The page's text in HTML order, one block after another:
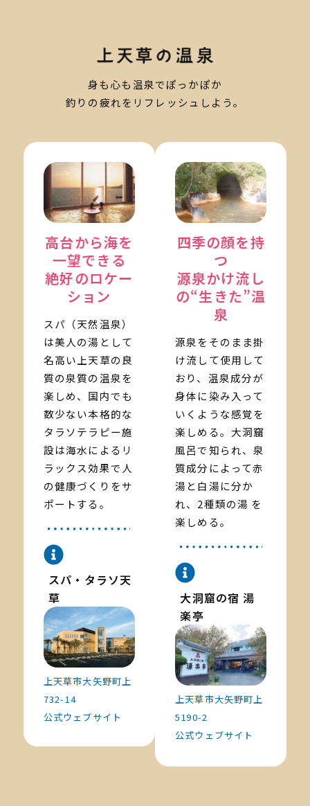
身も心も温泉でぽっかぽか
釣りの疲れをリフレッシュしよう。
高台から海を
一望できる
絶好のロケー
ション
スパ（天然温泉）
は美人の湯として
名高い上天草の良
質の泉質の温泉を
楽しめ、国内でも
数少ない本格的な
タラソテラピー施
設は海水によるリ
ラックス効果で人
の健康づくりをサ
ポートする。
スパ・タラソ天
草
上天草市大矢野町上
732-14
公式ウェブサイト
四季の顔を持
つ
源泉かけ流し
の“生きた”温
泉
源泉をそのまま掛
け流して使用して
おり、温泉成分が
身体に染み入って
いくような感覚を
楽しめる。大洞窟
風呂で知られ、泉
質成分によって赤
湯と白湯に分か
れ、2種類の湯 を
楽しめる。
大洞窟の宿 湯
楽亭
上天草市大矢野町上
5190-2
公式ウェブサイト